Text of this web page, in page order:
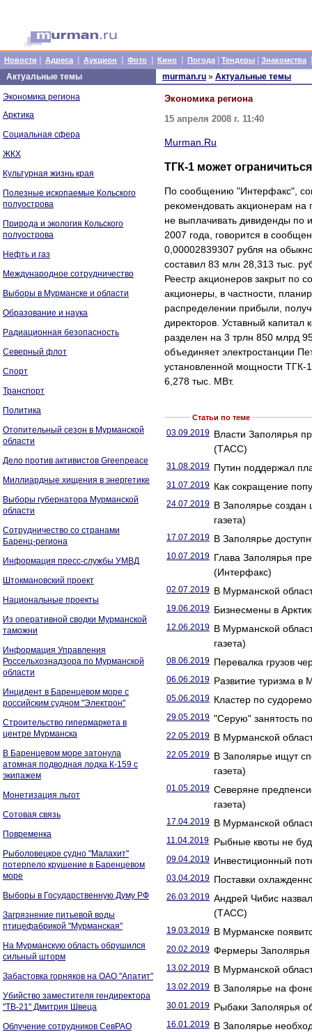
Новости Адреса Аукцион Фото Кино Погода Тендеры Знакомства
Актуальные темы
Экономика региона
Арктика
Социальная сфера
ЖКХ
Культурная жизнь края
Полезные ископаемые Кольского
полуострова
Природа и экология Кольского
полуострова
Нефть и газ
Международное сотрудничество
Выборы в Мурманске и области
Образование и наука
Радиационная безопасность
Северный флот
Спорт
Транспорт
Политика
Отопительный сезон в Мурманской
области
Дело против активистов Greenpeace
Миллиардные хищения в энергетике
Выборы губернатора Мурманской
области
Сотрудничество со странами
Баренц-региона
Информация пресс-службы УМВД
Штокмановский проект
Национальные проекты
Из оперативной сводки Мурманской
таможни
Информация Управления
Россельхознадзора по Мурманской
области
Инцидент в Баренцевом море с
российским судном "Электрон"
Строительство гипермаркета в
центре Мурманска
В Баренцевом море затонула
атомная подводная лодка К-159 с
экипажем
Монетизация льгот
Сотовая связь
Повременка
Рыболовецкое судно "Малахит"
потерпело крушение в Баренцевом
море
Выборы в Государственную Думу РФ
Загрязнение питьевой воды
птицефабрикой "Мурманская"
На Мурманскую область обрушился
сильный шторм
Забастовка горняков на ОАО "Апатит"
Убийство заместителя гендиректора
"ТВ-21" Дмитрия Швеца
Облучение сотрудников СевРАО
murman.ru » Актуальные темы
Экономика региона
15 апреля 2008 г. 11:40
Murman.Ru
ТГК-1 может
По сообщению "Интерфакс",
рекомендовать акционерам на
не выплачивать дивиденды по
2007 года, говорится в
0,00002839307 рубля на
составил 83 млн 28,313 тыс.
Реестр акционеров закрыт по
акционеры, в частности,
распределении прибыли,
директоров. Уставный
разделен на 3 трлн 850 млрд
объединяет электростанции
установленной мощности ТГК-
6,278 тыс. МВт.
Статьи по теме
03.09.2019 Власти Заполярья
(ТАСС)
31.08.2019 Путин поддержал
31.07.2019 Как сокращение
24.07.2019 В Заполярье создан
газета)
17.07.2019 В Заполярье
10.07.2019 Глава Заполярья
(Интерфакс)
02.07.2019 В Мурманской
19.06.2019 Бизнесмены в
12.06.2019 В Мурманской
газета)
08.06.2019 Перевалка грузов
06.06.2019 Развитие туризма в
05.06.2019 Кластер по
29.05.2019 "Серую" занятость
22.05.2019 В Мурманской
22.05.2019 В Заполярье ищут
газета)
01.05.2019 Северяне
газета)
17.04.2019 В Мурманской
11.04.2019 Рыбные квоты не
09.04.2019 Инвестиционный
03.04.2019 Поставки
26.03.2019 Андрей Чибис
(ТАСС)
19.03.2019 В Мурманске
20.02.2019 Фермеры Заполярья
13.02.2019 В Мурманской
13.02.2019 В Заполярье на фоне
30.01.2019 Рыбаки Заполярья
16.01.2019 В Заполярье